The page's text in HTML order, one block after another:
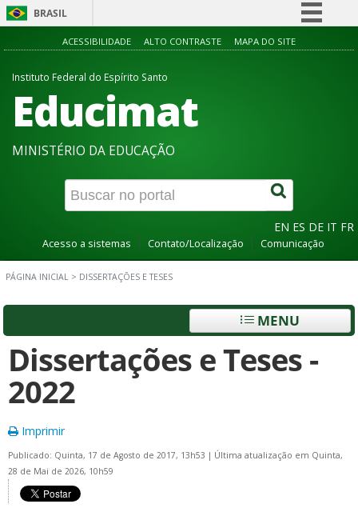
BRASIL
Simplifique!
ACESSIBILIDADE ALTO CONTRASTE MAPA DO SITE
Instituto Federal do Espírito Santo
Educimat
MINISTÉRIO DA EDUCAÇÃO
EN ES DE IT FR
Acesso a sistemas Contato/Localização Comunicação
PÁGINA INICIAL > DISSERTAÇÕES E TESES
MENU
Dissertações e Teses -
2022
Imprimir
Publicado: Quinta, 17 de Agosto de 2017, 13h53 | Última atualização em Quinta,
28 de Mai de 2026, 10h59